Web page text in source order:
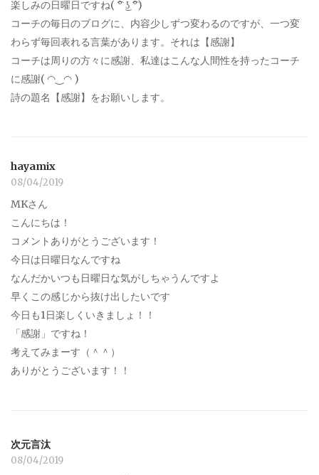
楽しみの日曜日ですね( ͡° ͜ʖ ͡°)
コーチの毎日のブログに、内容少しずつ変わるのですが、一つ変
わらず毎回表れる言葉があります。それは【感謝】
コーチは周りの方々に感謝、私達はこんな人間性を持ったコーチ
に感謝( ◠‿◠ )
詩の題名【感謝】をお願いします。
hayamix
08/04/2019
MKさん
こんにちは！
コメントありがとうございます！
今日は日曜日なんですね
なんだかいつも日曜日な気がしちゃうんですよ
早くこの感じから抜け出したいです
今日も1日楽しくいきましょ！！
「感謝」ですね！
考えてみまーす（＾＾）
ありがとうございます！！
次元言汰
08/04/2019